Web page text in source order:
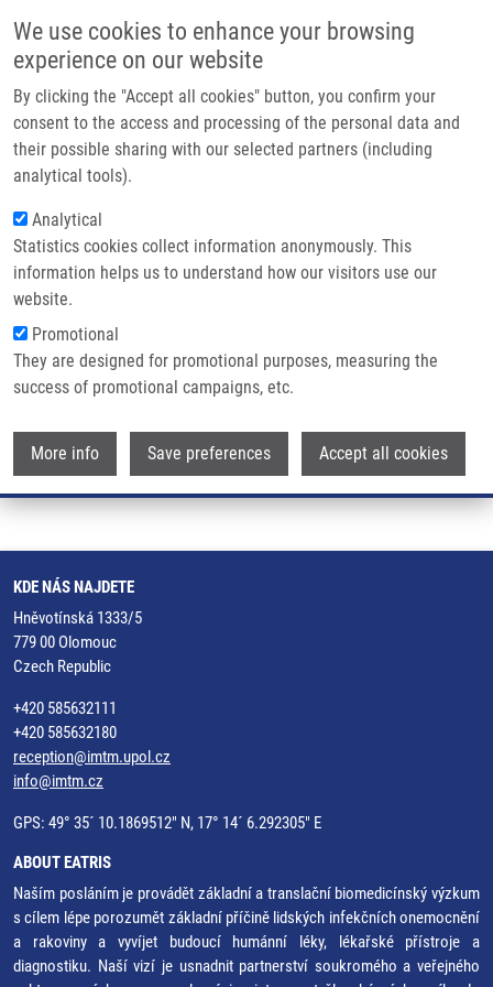
We use cookies to enhance your browsing
experience on our website
By clicking the "Accept all cookies" button, you confirm your
consent to the access and processing of the personal data and
their possible sharing with our selected partners (including
analytical tools).
Analytical
Statistics cookies collect information anonymously. This
information helps us to understand how our visitors use our
website.
Promotional
They are designed for promotional purposes, measuring the
success of promotional campaigns, etc.
More info Save preferences Accept all cookies
Main
Domů
Partner institutions
Technologie a služby
Kontakt
Drobečková navigace
Domů Klosáková Judita
Klosáková Judita
KDE NÁS NAJDETE
Hněvotínská 1333/5
779 00 Olomouc
Czech Republic
+420 585632111
+420 585632180
reception@imtm.upol.cz
info@imtm.cz
GPS: 49° 35´ 10.1869512" N, 17° 14´ 6.292305" E
ABOUT EATRIS
Naším posláním je provádět základní a translační biomedicínský výzkum
s cílem lépe porozumět základní příčině lidských infekčních onemocnění
a rakoviny a vyvíjet budoucí humánní léky, lékařské přístroje a
diagnostiku. Naší vizí je usnadnit partnerství soukromého a veřejného